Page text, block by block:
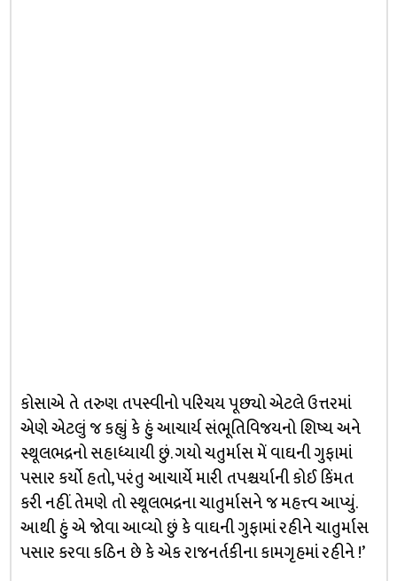
કોસાએ તે તરુણ તપસ્વીનો પરિચય પૂછ્યો એટલે ઉત્તરમાં
એણે એટલું જ કહ્યું કે હું આચાર્ય સંભૂતિવિજયનો શિષ્ય અને
સ્થૂલભદ્રનો સહાધ્યાયી છું. ગયો ચતુર્માસ મેં વાઘની ગુફામાં
પસાર કર્યો હતો, પરંતુ આચાર્યે મારી તપશ્ચર્યાની કોઈ કિંમત
કરી નહીં. તેમણે તો સ્થૂલભદ્રના ચાતુર્માસને જ મહત્ત્વ આપ્યું.
આથી હું એ જોવા આવ્યો છું કે વાઘની ગુફામાં રહીને ચાતુર્માસ
પસાર કરવા કઠિન છે કે એક રાજનર્તકીના કામગૃહમાં રહીને !’